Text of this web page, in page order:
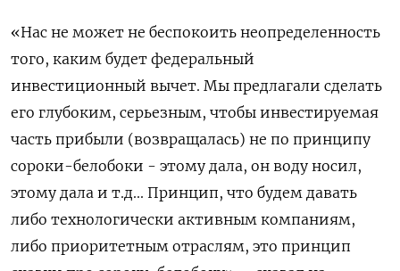
«Нас не может не беспокоить неопределенность
того, каким будет федеральный
инвестиционный вычет. Мы предлагали сделать
его глубоким, серьезным, чтобы инвестируемая
часть прибыли (возвращалась) не по принципу
сороки-белобоки - этому дала, он воду носил,
этому дала и т.д... Принцип, что будем давать
либо технологически активным компаниям,
либо приоритетным отраслям, это принцип